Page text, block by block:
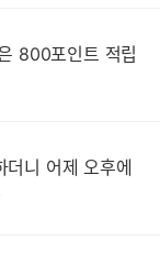
800포인트 적립
니 어제 오후에